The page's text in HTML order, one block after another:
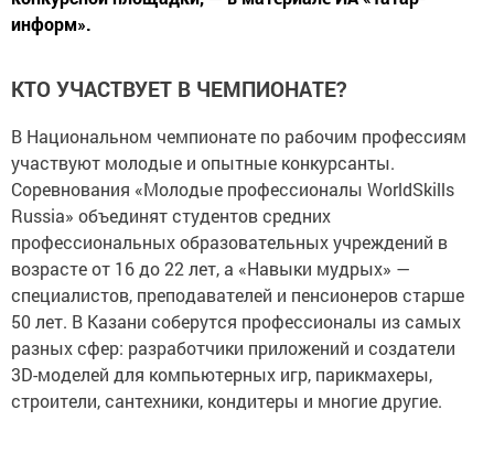
информ».
КТО УЧАСТВУЕТ В ЧЕМПИОНАТЕ?
В Национальном чемпионате по рабочим профессиям
участвуют молодые и опытные конкурсанты.
Соревнования «Молодые профессионалы WorldSkills
Russia» объединят студентов средних
профессиональных образовательных учреждений в
возрасте от 16 до 22 лет, а «Навыки мудрых» —
специалистов, преподавателей и пенсионеров старше
50 лет. В Казани соберутся профессионалы из самых
разных сфер: разработчики приложений и создатели
3D-моделей для компьютерных игр, парикмахеры,
строители, сантехники, кондитеры и многие другие.